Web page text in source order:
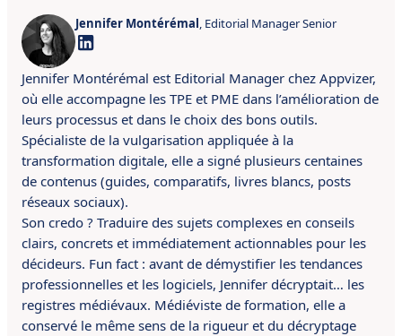
Jennifer Montérémal, Editorial Manager Senior
Jennifer Montérémal est Editorial Manager chez Appvizer,
où elle accompagne les TPE et PME dans l’amélioration de
leurs processus et dans le choix des bons outils.
Spécialiste de la vulgarisation appliquée à la
transformation digitale, elle a signé plusieurs centaines
de contenus (guides, comparatifs, livres blancs, posts
réseaux sociaux).
Son credo ? Traduire des sujets complexes en conseils
clairs, concrets et immédiatement actionnables pour les
décideurs. Fun fact : avant de démystifier les tendances
professionnelles et les logiciels, Jennifer décryptait… les
registres médiévaux. Médiéviste de formation, elle a
conservé le même sens de la rigueur et du décryptage